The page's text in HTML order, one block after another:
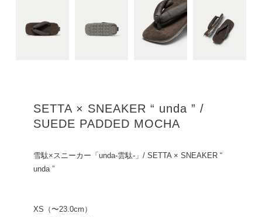
SETTA × SNEAKER “ unda ” /
SUEDE PADDED MOCHA
雪駄×スニーカー「unda-雲駄-」/ SETTA × SNEAKER “
unda ”
XS（〜23.0cm）